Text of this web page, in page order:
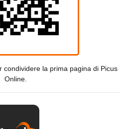
condividere la prima pagina di Picus
Online.